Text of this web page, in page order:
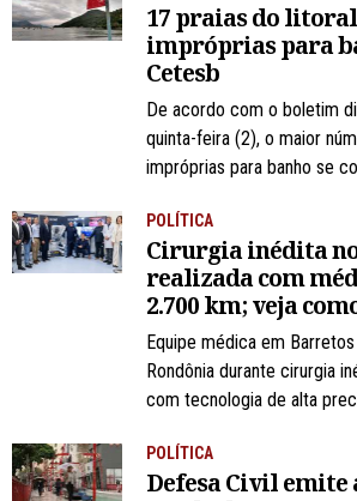
17 praias do
impróprias para
Cetesb
De acordo com o boletim
quinta-feira (2), o maior
impróprias para banho se
POLÍTICA
Cirurgia inédita no
realizada com
2.700 km; veja
Equipe médica em
Rondônia durante cirurgia
com tecnologia de alta
POLÍTICA
Defesa Civil